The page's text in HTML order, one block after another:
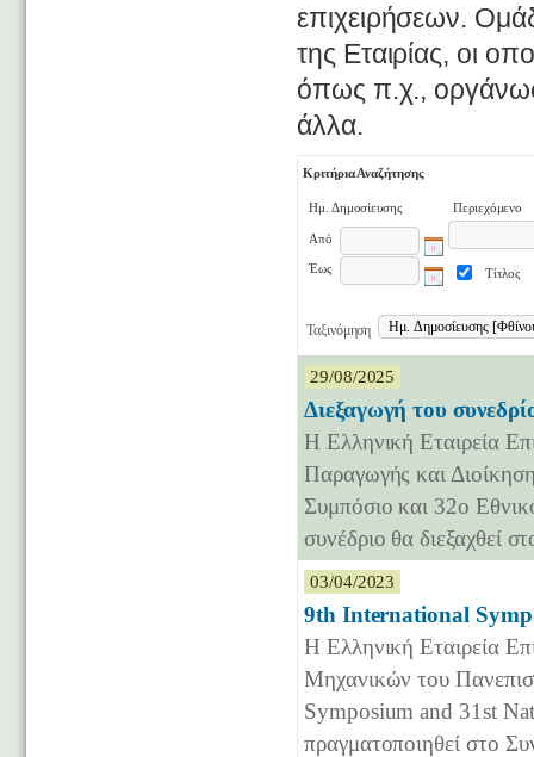
επιχειρήσεων.
της Εταιρίας, οι
όπως π.χ.,
άλλα.
Κριτήρια Αναζήτησης
Ημ. Δημοσίευσης Περιεχόμενο
Από
Έως Τίτλος
Ταξινόμηση
29/08/2025
Διεξαγωγή του
Η Ελληνική Εταιρεία
Παραγωγής και
Συμπόσιο και 32ο
συνέδριο θα διεξαχθεί
03/04/2023
9th International
Η Ελληνική Εταιρεία
Μηχανικών του
Symposium and 31st
πραγματοποιηθεί στο